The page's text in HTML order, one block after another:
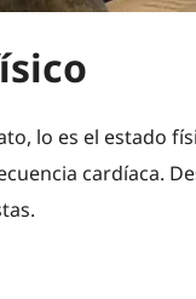
lo es el estado
cardíaca.